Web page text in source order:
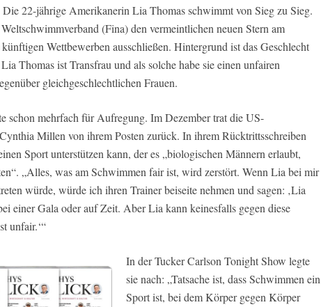
22-jährige Amerikanerin Lia Thomas schwimmt von Sieg zu Sieg.
(Fina) den vermeintlichen neuen Stern am
Wettbewerben ausschließen. Hintergrund ist das Geschlecht
Thomas ist Transfrau und als solche habe sie einen unfairen
gleichgeschlechtlichen Frauen.
schon mehrfach für Aufregung. Im Dezember trat die US-
Millen von ihrem Posten zurück. In ihrem Rücktrittsschreiben
Sport unterstützen kann, der es „biologischen Männern erlaubt,
„Alles, was am Schwimmen fair ist, wird zerstört. Wenn Lia bei mir
würde, würde ich ihren Trainer beiseite nehmen und sagen: ‚Lia
einer Gala oder auf Zeit. Aber Lia kann keinesfalls gegen diese
unfair.‘“
In der Tucker Carlson Tonight Show legte
sie nach: „Tatsache ist, dass Schwimmen ein
Sport ist, bei dem Körper gegen Körper